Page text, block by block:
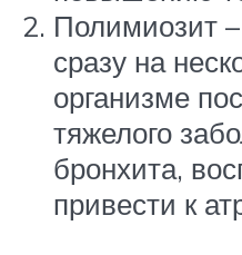
Полимиозит
сразу на
организме
тяжелого
бронхита,
привести к